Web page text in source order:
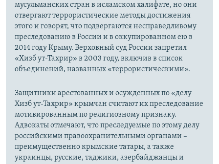
мусульманских стран в исламском халифате, но они
отвергают террористические методы достижения
этого и говорят, что подвергаются несправедливому
преследованию в России и в оккупированном ею в
2014 году Крыму. Верховный суд России запретил
«Хизб ут-Тахрир» в 2003 году, включив в список
объединений, названных «террористическими».
Защитники арестованных и осужденных по «делу
Хизб ут-Тахрир» крымчан считают их преследование
мотивированным по религиозному признаку.
Адвокаты отмечают, что преследуемые по этому делу
российскими правоохранительными органами –
преимущественно крымские татары, а также
украинцы, русские, таджики, азербайджанцы и